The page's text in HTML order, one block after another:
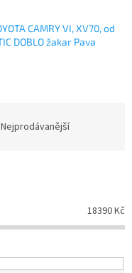
CAMRY VI, XV70, od
DOBLO žakar Pava
Nejprodávanější
18390Kč